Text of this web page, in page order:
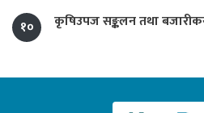
१०
कृषिउपज सङ्कलन तथा